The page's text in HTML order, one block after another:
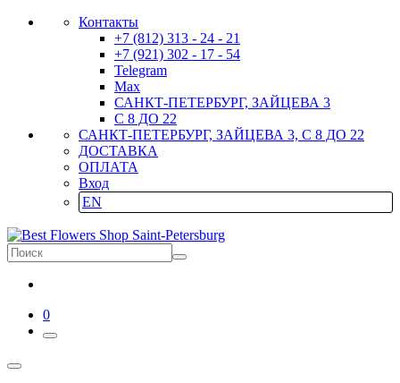
Контакты
+7 (812) 313 - 24 - 21
+7 (921) 302 - 17 - 54
Telegram
Max
САНКТ-ПЕТЕРБУРГ, ЗАЙЦЕВА 3
С 8 ДО 22
САНКТ-ПЕТЕРБУРГ, ЗАЙЦЕВА 3, С 8 ДО 22
ДОСТАВКА
ОПЛАТА
Вход
EN
0